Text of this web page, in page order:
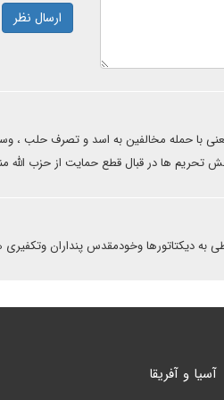
ارسال نظر
با حمله مخالفین به اسد و تصرف حلب ،
تحریم ها در قبال قطع حمایت از حزب الله
به دیکتاتورها وخودمقدس پنداران وتکفیری
آسیا و آفریقا